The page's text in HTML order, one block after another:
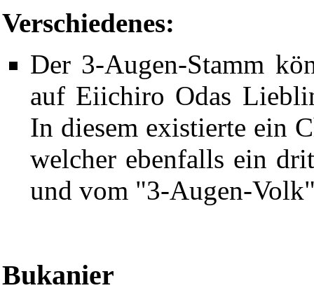
Verschiedenes:
Der 3-Augen-Stamm
auf Eiichiro Odas
In diesem existierte ein
welcher ebenfalls ein
und vom "3-Augen-
Bukanier